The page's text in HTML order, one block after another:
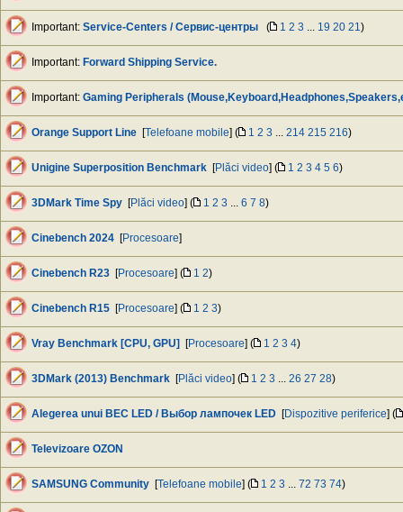
Important: Service-Centers / Сервис-центры ( 1 2 3 ... 19 20 21)
Important: Forward Shipping Service.
Important: Gaming Peripherals
Orange Support Line [Telefoane mobile] ( 1 2 3 ... 214 215 216)
Unigine Superposition Benchmark [Plăci video] ( 1 2 3 4 5 6)
3DMark Time Spy [Plăci video] ( 1 2 3 ... 6 7 8)
Cinebench 2024 [Procesoare]
Cinebench R23 [Procesoare] ( 1 2)
Cinebench R15 [Procesoare] ( 1 2 3)
Vray Benchmark [CPU, GPU] [Procesoare] ( 1 2 3 4)
3DMark (2013) Benchmark [Plăci video] ( 1 2 3 ... 26 27 28)
Alegerea unui BEC LED / Выбор лампочек LED [Dispozitive periferice] (
Televizoare OZON
SAMSUNG Community [Telefoane mobile] ( 1 2 3 ... 72 73 74)